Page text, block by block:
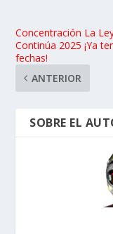
Concentración La
Continúa 2025 ¡Ya
fechas!
ANTERIOR
SOBRE EL